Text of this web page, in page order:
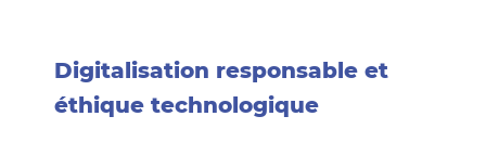
Digitalisation responsable et
éthique technologique